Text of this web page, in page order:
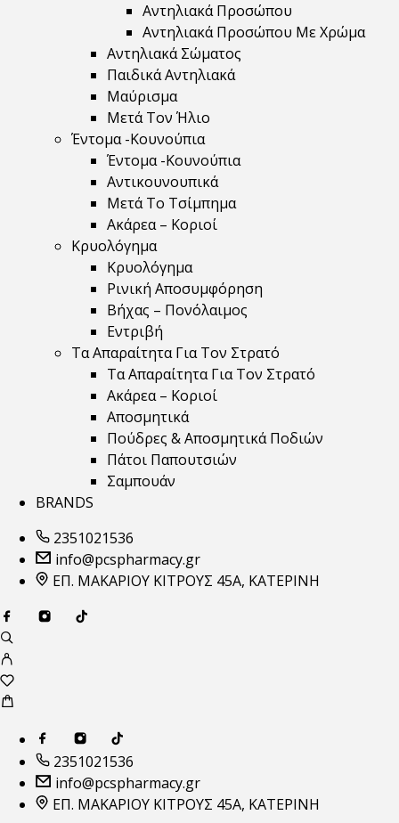
Αντηλιακά Προσώπου
Αντηλιακά Προσώπου Με Χρώμα
Αντηλιακά Σώματος
Παιδικά Αντηλιακά
Μαύρισμα
Mετά Τον Ήλιο
Έντομα -Κουνούπια
Έντομα -Κουνούπια
Αντικουνουπικά
Μετά Το Τσίμπημα
Ακάρεα – Κοριοί
Κρυολόγημα
Κρυολόγημα
Ρινική Αποσυμφόρηση
Βήχας – Πονόλαιμος
Εντριβή
Τα Απαραίτητα Για Τον Στρατό
Τα Απαραίτητα Για Τον Στρατό
Ακάρεα – Κοριοί
Αποσμητικά
Πούδρες & Αποσμητικά Ποδιών
Πάτοι Παπουτσιών
Σαμπουάν
BRANDS
2351021536
info@pcspharmacy.gr
ΕΠ. ΜΑΚΑΡΙΟΥ ΚΙΤΡΟΥΣ 45Α, ΚΑΤΕΡΙΝΗ
2351021536
info@pcspharmacy.gr
ΕΠ. ΜΑΚΑΡΙΟΥ ΚΙΤΡΟΥΣ 45Α, ΚΑΤΕΡΙΝΗ